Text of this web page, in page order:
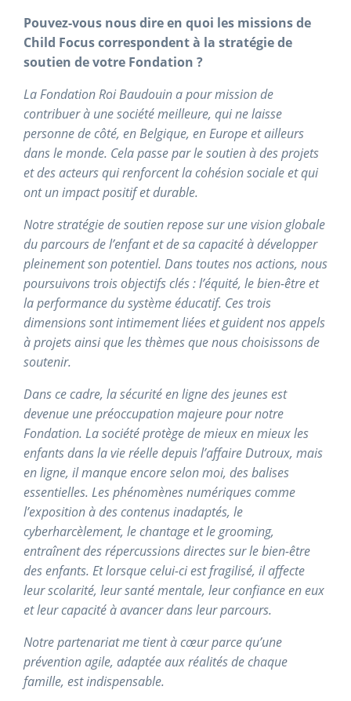
Pouvez-vous nous dire en quoi les missions de
Child Focus correspondent à la stratégie de
soutien de votre Fondation ?
La Fondation Roi Baudouin a pour mission de
contribuer à une société meilleure, qui ne laisse
personne de côté, en Belgique, en Europe et ailleurs
dans le monde. Cela passe par le soutien à des projets
et des acteurs qui renforcent la cohésion sociale et qui
ont un impact positif et durable.
Notre stratégie de soutien repose sur une vision globale
du parcours de l’enfant et de sa capacité à développer
pleinement son potentiel. Dans toutes nos actions, nous
poursuivons trois objectifs clés : l’équité, le bien-être et
la performance du système éducatif. Ces trois
dimensions sont intimement liées et guident nos appels
à projets ainsi que les thèmes que nous choisissons de
soutenir.
Dans ce cadre, la sécurité en ligne des jeunes est
devenue une préoccupation majeure pour notre
Fondation. La société protège de mieux en mieux les
enfants dans la vie réelle depuis l’affaire Dutroux, mais
en ligne, il manque encore selon moi, des balises
essentielles. Les phénomènes numériques comme
l’exposition à des contenus inadaptés, le
cyberharcèlement, le chantage et le grooming,
entraînent des répercussions directes sur le bien-être
des enfants. Et lorsque celui-ci est fragilisé, il affecte
leur scolarité, leur santé mentale, leur confiance en eux
et leur capacité à avancer dans leur parcours.
Notre partenariat me tient à cœur parce qu’une
prévention agile, adaptée aux réalités de chaque
famille, est indispensable.